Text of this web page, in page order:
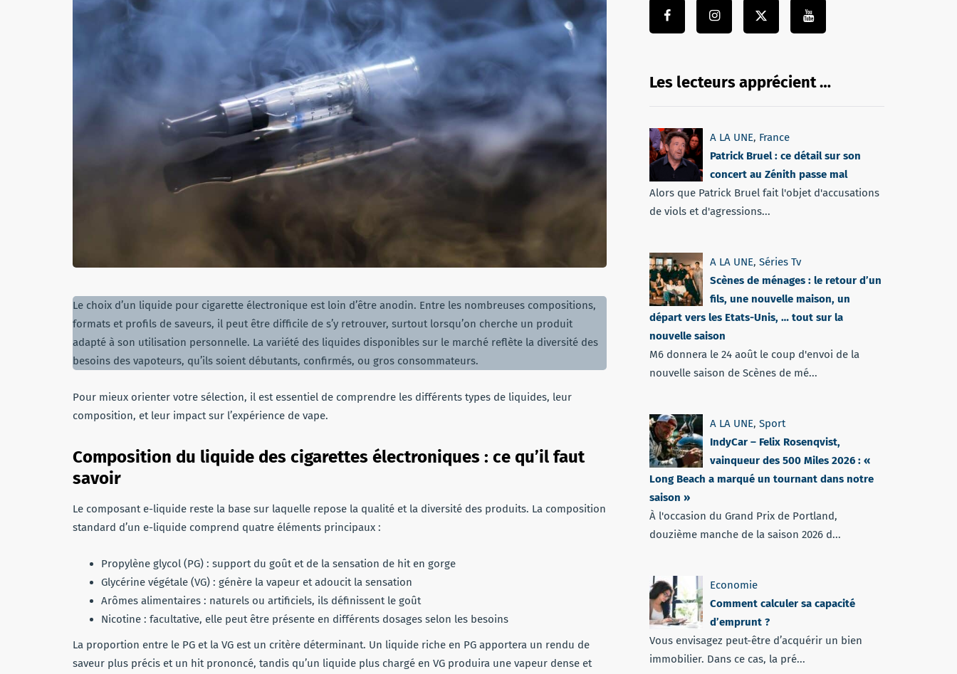
Le choix d’un liquide pour cigarette électronique est loin d’être anodin. Entre les nombreuses compositions,
formats et profils de saveurs, il peut être difficile de s’y retrouver, surtout lorsqu’on cherche un produit
adapté à son utilisation personnelle. La variété des liquides disponibles sur le marché reflète la diversité des
besoins des vapoteurs, qu’ils soient débutants, confirmés, ou gros consommateurs.
Pour mieux orienter votre sélection, il est essentiel de comprendre les différents types de liquides, leur
composition, et leur impact sur l’expérience de vape.
Composition du liquide des cigarettes électroniques : ce qu’il faut
savoir
Le composant e-liquide reste la base sur laquelle repose la qualité et la diversité des produits. La composition
standard d’un e-liquide comprend quatre éléments principaux :
Propylène glycol (PG) : support du goût et de la sensation de hit en gorge
Glycérine végétale (VG) : génère la vapeur et adoucit la sensation
Arômes alimentaires : naturels ou artificiels, ils définissent le goût
Nicotine : facultative, elle peut être présente en différents dosages selon les besoins
La proportion entre le PG et la VG est un critère déterminant. Un liquide riche en PG apportera un rendu de
saveur plus précis et un hit prononcé, tandis qu’un liquide plus chargé en VG produira une vapeur dense et
Les lecteurs apprécient …
A LA UNE, France
Patrick Bruel : ce détail sur son
concert au Zénith passe mal
Alors que Patrick Bruel fait l'objet d'accusations
de viols et d'agressions...
A LA UNE, Séries Tv
Scènes de ménages : le retour d’un
fils, une nouvelle maison, un
départ vers les Etats-Unis, … tout sur la
nouvelle saison
M6 donnera le 24 août le coup d'envoi de la
nouvelle saison de Scènes de mé...
A LA UNE, Sport
IndyCar – Felix Rosenqvist,
vainqueur des 500 Miles 2026 : «
Long Beach a marqué un tournant dans notre
saison »
À l'occasion du Grand Prix de Portland,
douzième manche de la saison 2026 d...
Economie
Comment calculer sa capacité
d’emprunt ?
Vous envisagez peut-être d’acquérir un bien
immobilier. Dans ce cas, la pré...